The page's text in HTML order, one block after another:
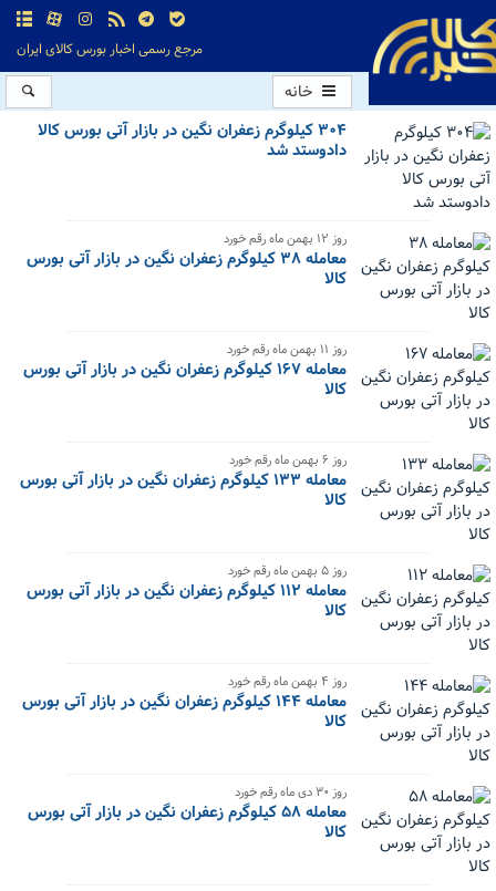
مرجع رسمی اخبار بورس کالای ایران
خانه
۳۰۴ کیلوگرم زعفران نگین در بازار آتی بورس کالا
دادوستد شد
‌روز ۱۲ بهمن ماه رقم خورد
معامله ۳۸ کیلوگرم زعفران نگین در بازار آتی بورس
کالا
‌روز ۱۱ بهمن ماه رقم خورد
معامله ۱۶۷ کیلوگرم زعفران نگین در بازار آتی بورس
کالا
‌روز ۶ بهمن ماه رقم خورد
معامله ۱۳۳ کیلوگرم زعفران نگین در بازار آتی بورس
کالا
‌روز ۵ بهمن ماه رقم خورد
معامله ۱۱۲ کیلوگرم زعفران نگین در بازار آتی بورس
کالا
‌روز ۴ بهمن ماه رقم خورد
معامله ۱۴۴ کیلوگرم زعفران نگین در بازار آتی بورس
کالا
‌روز ۳۰ دی ماه رقم خورد
معامله ۵۸ کیلوگرم زعفران نگین در بازار آتی بورس
کالا